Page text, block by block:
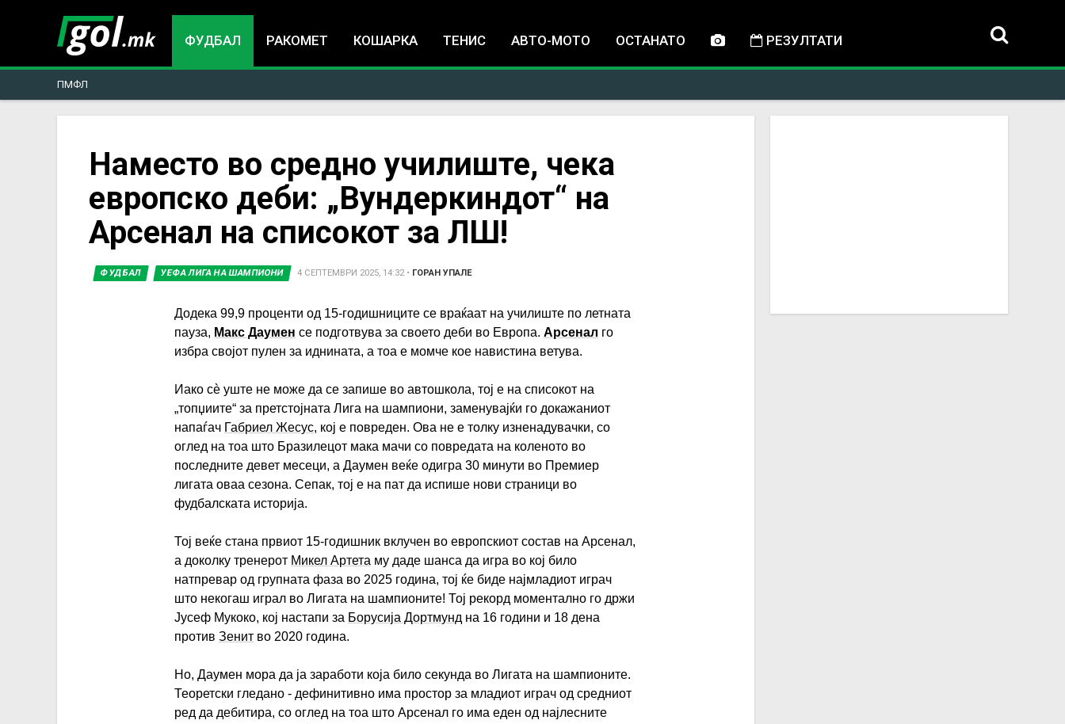
ФУДБАЛ РАКОМЕТ КОШАРКА ТЕНИС АВТО-МОТО ОСТАНАТО РЕЗУЛТАТИ
ПМФЛ
here
Наместо во средно училиште, чека
европско деби: „Вундеркиндот“ на
Арсенал на списокот за ЛШ!
ФУДБАЛ УЕФА ЛИГА НА ШАМПИОНИ 4 СЕПТЕМВРИ 2025, 14:32• ГОРАН УПАЛЕ
Додека 99,9 проценти од 15-годишниците се враќаат на училиште по летната
пауза, Макс Даумен се подготвува за своето деби во Европа. Арсенал го
избра својот пулен за иднината, а тоа е момче кое навистина ветува.
Иако сè уште не може да се запише во автошкола, тој е на списокот на
„топџиите“ за претстојната Лига на шампиони, заменувајќи го докажаниот
напаѓач Габриел Жесус, кој е повреден. Ова не е толку изненадувачки, со
оглед на тоа што Бразилецот мака мачи со повредата на коленото во
последните девет месеци, а Даумен веќе одигра 30 минути во Премиер
лигата оваа сезона. Сепак, тој е на пат да испише нови страници во
фудбалската историја.
Тој веќе стана првиот 15-годишник вклучен во европскиот состав на Арсенал,
а доколку тренерот Микел Артета му даде шанса да игра во кој било
натпревар од групната фаза во 2025 година, тој ќе биде најмладиот играч
што некогаш играл во Лигата на шампионите! Тој рекорд моментално го држи
Јусеф Мукоко, кој настапи за Борусија Дортмунд на 16 години и 18 дена
против Зенит во 2020 година.
Но, Даумен мора да ја заработи која било секунда во Лигата на шампионите.
Теоретски гледано - дефинитивно има простор за младиот играч од средниот
ред да дебитира, со оглед на тоа што Арсенал го има еден од најлесните